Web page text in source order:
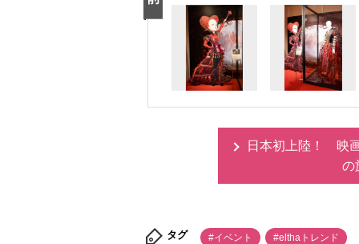
日本初上陸！ 映
の
タグ #イベント #elthaトレンド